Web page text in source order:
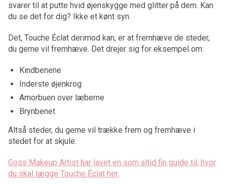
svarer til at putte hvid øjenskygge med glitter på dem. Kan
du se det for dig? Ikke et kønt syn.
Det, Touche Éclat derimod kan, er at fremhæve de steder,
du gerne vil fremhæve. Det drejer sig for eksempel om:
Kindbenene
Inderste øjenkrog
Amorbuen over læberne
Brynbenet
Altså steder, du gerne vil trække frem og fremhæve i
stedet for at skjule.
Goss Makeup Artist har lavet en som altid fin guide til, hvor
du skal lægge Touche Éclat her.